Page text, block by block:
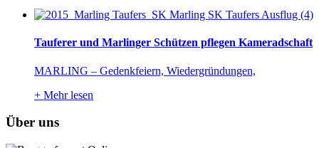
Tauferer und Marlinger Schützen pflegen Kameradschaft
MARLING – Gedenkfeiern, Wiedergründungen,
+ Mehr lesen
Über uns